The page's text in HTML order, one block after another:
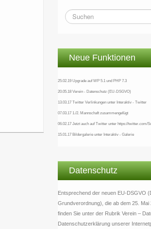
Neue Funktionen
25.02.19 Upgrade auf WP 5.1 und PHP 7.3
20.05.18 Verein - Datenschutz (EU-DSGVO)
13.03.17 Twitter Verlinkungen unter Interaktiv - Twitter
07.03.17 1./2. Mannschaft zusammengefügt
06.02.17 Jetzt auch auf Twitter unter https://twitter.com/
15.01.17 Bildergalerie unter Interaktiv - Galerie
Datenschutz
Entsprechend der neuen EU-DSGVO
Grundverordnung), die ab dem 25. Mai
finden Sie unter der Rubrik Verein –
Datenschutzerklärung unserer